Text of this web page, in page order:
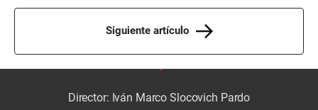
Siguiente artículo
Director: Iván Marco Slocovich Pardo